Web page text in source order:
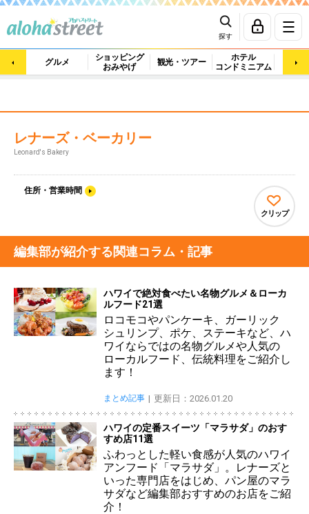
探す
グルメ
ショッピング
おみやげ
観光・ツアー
ホテル
コンドミニアム
マッ
レナーズ・ベーカリー
Leonard's Bakery
住所・営業時間
クリップ
編集部が紹介する関連コラム・記事
ハワイで絶対食べたい名物グルメ＆ローカ
ルフード21選
ロコモコやパンケーキ、ガーリック
シュリンプ、ポケ、ステーキなど、ハ
ワイならではの名物グルメや人気の
ローカルフード、伝統料理をご紹介し
ます！
まとめ記事 更新日：2026.01.20
ハワイの定番スイーツ「マラサダ」のおす
すめ店11選
ふわっとした軽い食感が人気のハワイ
アンフード「マラサダ」。レナーズと
いった専門店をはじめ、パン屋のマラ
サダなど編集部おすすめのお店をご紹
介！